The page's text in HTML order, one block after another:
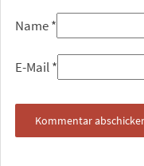
Name*
E-Mail*